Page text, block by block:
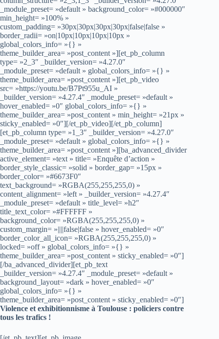
_module_preset= »default » background_color= »#000000″
min_height= »100% »
custom_padding= »30px|30px|30px|30px|false|false »
border_radii= »on|10px|10px|10px|10px »
global_colors_info= »{} »
theme_builder_area= »post_content »][et_pb_column
type= »2_3″ _builder_version= »4.27.0″
_module_preset= »default » global_colors_info= »{} »
theme_builder_area= »post_content »][et_pb_video
src= »https://youtu.be/B7Pt955u_AI »
_builder_version= »4.27.4″ _module_preset= »default »
hover_enabled= »0″ global_colors_info= »{} »
theme_builder_area= »post_content » min_height= »21px »
sticky_enabled= »0″][/et_pb_video][/et_pb_column]
[et_pb_column type= »1_3″ _builder_version= »4.27.0″
_module_preset= »default » global_colors_info= »{} »
theme_builder_area= »post_content »][ba_advanced_divider
active_element= »text » title= »Enquête d’action »
border_style_classic= »solid » border_gap= »15px »
border_color= »#6673F0″
text_background= »RGBA(255,255,255,0) »
content_alignment= »left » _builder_version= »4.27.4″
_module_preset= »default » title_level= »h2″
title_text_color= »#FFFFFF »
background_color= »RGBA(255,255,255,0) »
custom_margin= »||||false|false » hover_enabled= »0″
border_color_all_icon= »RGBA(255,255,255,0) »
locked= »off » global_colors_info= »{} »
theme_builder_area= »post_content » sticky_enabled= »0″]
[/ba_advanced_divider][et_pb_text
_builder_version= »4.27.4″ _module_preset= »default »
background_layout= »dark » hover_enabled= »0″
global_colors_info= »{} »
theme_builder_area= »post_content » sticky_enabled= »0″]
Violence et exhibitionnisme à Toulouse : policiers contre
tous les trafics !